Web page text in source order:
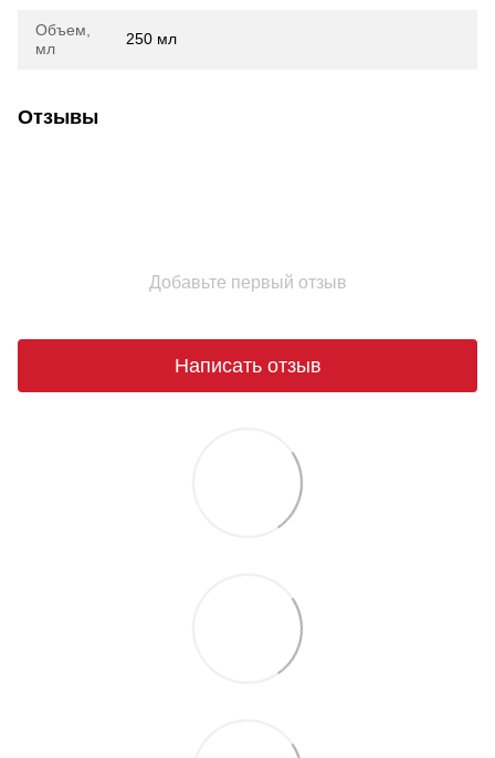
Объем,
мл
250 мл
Отзывы
Добавьте первый отзыв
Написать отзыв